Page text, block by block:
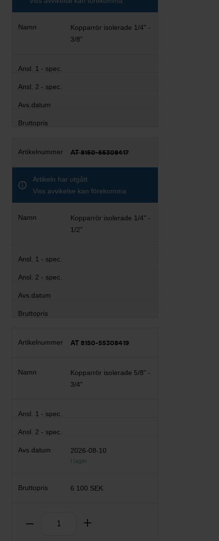
Kopparrör isolerade 1/4" -
3/8"
AT 8150-55308417
Artikeln har utgått
Viss avvikelse kan förekomma
Kopparrör isolerade 1/4" -
1/2"
AT 8150-55308419
Kopparrör isolerade 5/8" -
3/4"
2026-08-10
I lager
6 100 SEK
Ta bort